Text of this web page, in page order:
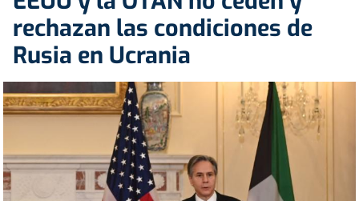
rechazan las condiciones de
Rusia en Ucrania